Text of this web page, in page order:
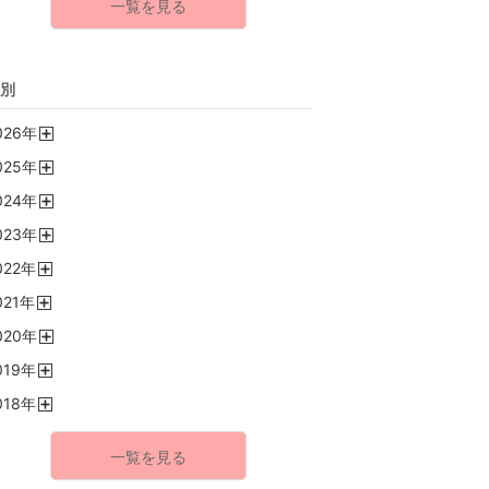
一覧を見る
年
年
年
年
年
年
年
年
年
一覧を見る